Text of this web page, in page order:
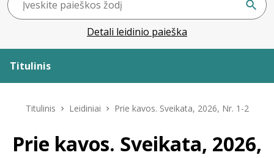
Detali leidinio paieška
Titulinis
Leidiniai
Titulinis Leidiniai Prie kavos. Sveikata, 2026, Nr. 1-2
Prie kavos. Sveikata, 2026,